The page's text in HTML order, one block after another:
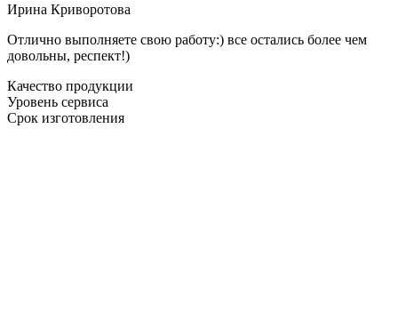
Ирина Криворотова
Отлично выполняете свою работу:) все остались более чем
довольны, респект!)
Качество продукции
Уровень сервиса
Срок изготовления